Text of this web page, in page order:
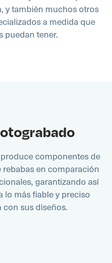
y también muchos otros
a medida que
puedan tener.
componentes de
en comparación
garantizando así
lo más fiable y preciso
sus diseños.